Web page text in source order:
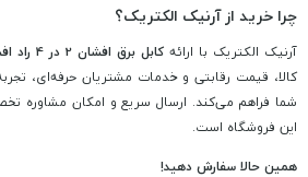
چرا خرید از آرنیک الکتریک؟
آرنیک الکتریک با ارائه کابل برق افشان 2 در 4 راد افشان سحر
کالا، قیمت رقابتی و خدمات مشتریان حرفه‌ای،
شما فراهم می‌کند. ارسال سریع و امکان مشاوره
این فروشگاه است.
همین حالا سفارش دهید!